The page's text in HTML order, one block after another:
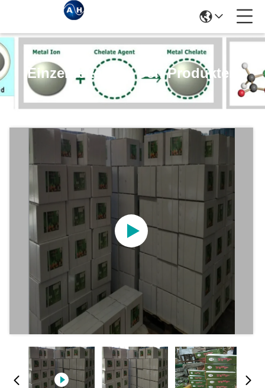
Einzelheiten Zu Den Produkten